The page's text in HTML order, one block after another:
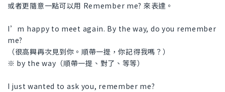
或者更隨意一點可以用 Remember me? 來表達。
I’m happy to meet again. By the way, do you remember
me?
（很高興再次見到你。順帶一提，你記得我嗎？）
※ by the way（順帶一提、對了、等等）
I just wanted to ask you, remember me?